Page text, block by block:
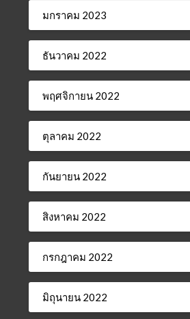
มกราคม 2023
ธันวาคม 2022
พฤศจิกายน 2022
ตุลาคม 2022
กันยายน 2022
สิงหาคม 2022
กรกฎาคม 2022
มิถุนายน 2022